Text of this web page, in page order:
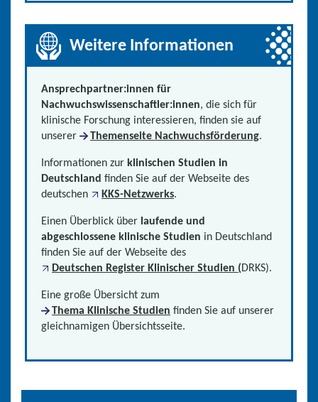
Weitere Informationen
Ansprechpartner:innen für
Nachwuchswissenschaftler:innen, die sich für
klinische Forschung interessieren, finden sie auf
unserer
Themenseite Nachwuchsförderung.
Informationen zur klinischen Studien in
Deutschland finden Sie auf der Webseite des
deutschen
KKS-Netzwerks.
Einen Überblick über laufende und
abgeschlossene klinische Studien in Deutschland
finden Sie auf der Webseite des
Deutschen Register Klinischer Studien (DRKS).
Eine große Übersicht zum
Thema Klinische Studien finden Sie auf unserer
gleichnamigen Übersichtsseite.